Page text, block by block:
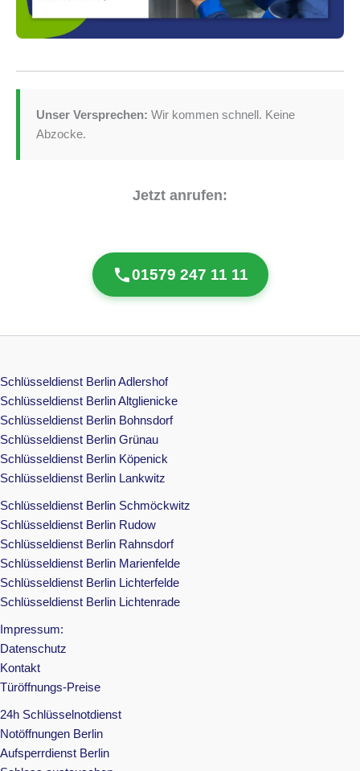
Unser Versprechen: Wir kommen schnell. Keine
Abzocke.
Jetzt anrufen:
01579 247 11 11
Schlüsseldienst Berlin Adlershof
Schlüsseldienst Berlin Altglienicke
Schlüsseldienst Berlin Bohnsdorf
Schlüsseldienst Berlin Grünau
Schlüsseldienst Berlin Köpenick
Schlüsseldienst Berlin Lankwitz
Schlüsseldienst Berlin Schmöckwitz
Schlüsseldienst Berlin Rudow
Schlüsseldienst Berlin Rahnsdorf
Schlüsseldienst Berlin Marienfelde
Schlüsseldienst Berlin Lichterfelde
Schlüsseldienst Berlin Lichtenrade
Impressum:
Datenschutz
Kontakt
Türöffnungs-Preise
24h Schlüsselnotdienst
Notöffnungen Berlin
Aufsperrdienst Berlin